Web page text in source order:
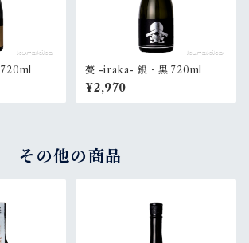
甍 -iraka- 金・鉾 720ml 甍 -iraka- 銀・黒 720ml
¥2,970
その他の商品